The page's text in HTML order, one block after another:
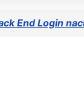
End Login